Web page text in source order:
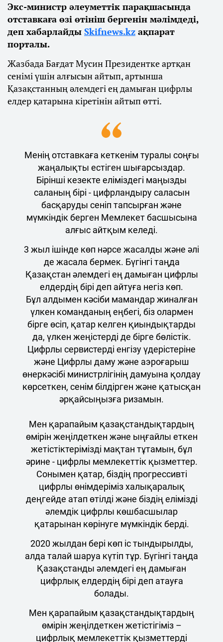
Экс-министр әлеуметтік парақшасында
отставкаға өзі өтініш бергенін мәлімдеді,
деп хабарлайды Skifnews.kz ақпарат
порталы.
Жазбада Бағдат Мусин Президентке артқан
сенімі үшін алғысын айтып, артынша
Қазақстанның әлемдегі ең дамыған цифрлы
елдер қатарына кіретінін айтып өтті.
Менің отставкаға кеткенім туралы соңғы
жаңалықты естіген шығарсыздар.
Бірінші кезекте еліміздегі маңызды
саланың бірі - цифрландыру саласын
басқаруды сеніп тапсырған және
мүмкіндік берген Мемлекет басшысына
алғыс айтқым келеді.
3 жыл ішінде көп нәрсе жасалды және әлі
де жасала бермек. Бүгінгі таңда
Қазақстан әлемдегі ең дамыған цифрлы
елдердің бірі деп айтуға негіз көп.
Бұл алдымен кәсіби мамандар жиналған
үлкен команданың еңбегі, біз олармен
бірге өсіп, қатар келген қиындықтарды
да, үлкен жеңістерді де бірге бөлістік.
Цифрлы сервистерді енгізу үдерістеріне
және Цифрлы даму және аэроғарыш
өнеркәсібі министрлігінің дамуына қолдау
көрсеткен, сенім білдірген және қатысқан
әрқайсыңызға ризамын.
Мен қарапайым қазақстандықтардың
өмірін жеңілдеткен және ыңғайлы еткен
жетістіктерімізді мақтан тұтамын, бұл
әрине - цифрлы мемлекеттік қызметтер.
Сонымен қатар, біздің прогрессивті
цифрлы өнімдеріміз халықаралық
деңгейде атап өтілді және біздің елімізді
әлемдік цифрлы көшбасшылар
қатарынан көрінуге мүмкіндік берді.
2020 жылдан бері көп іс тындырылды,
алда талай шаруа күтіп тұр. Бүгінгі таңда
Қазақстанды әлемдегі ең дамыған
цифрлық елдердің бірі деп атауға
болады.
Мен қарапайым қазақстандықтардың
өмірін жеңілдеткен жетістігіміз –
цифрлық мемлекеттік қызметтерді